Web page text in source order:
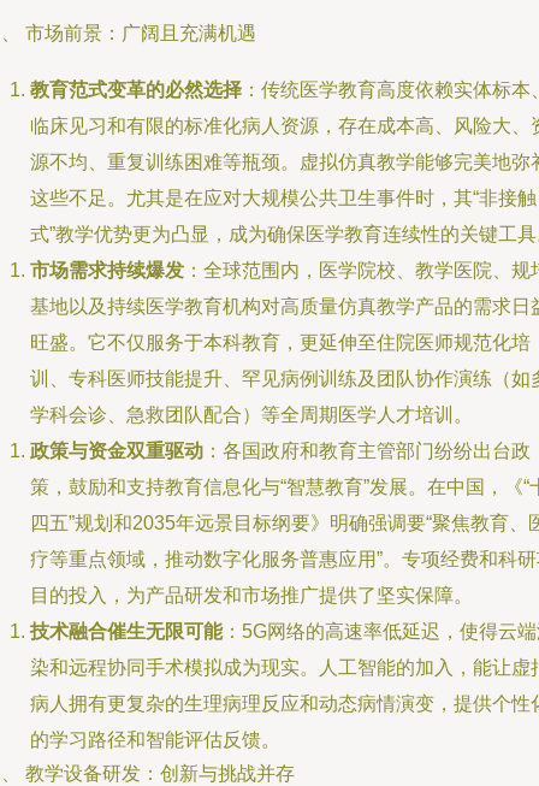
市场前景：广阔且充满机遇
教育范式变革的必然选择 ：传统医学教育高度依赖实体标本
临床见习和有限的标准化病人资源，存在成本高、风险大、
源不均、重复训练困难等瓶颈。虚拟仿真教学能够完美地弥
这些不足。尤其是在应对大规模公共卫生事件时，其“非接触
式”教学优势更为凸显，成为确保医学教育连续性的关键工
市场需求持续爆发 ：全球范围内，医学院校、教学医院、规
基地以及持续医学教育机构对高质量仿真教学产品的需求日
旺盛。它不仅服务于本科教育，更延伸至住院医师规范化培
训、专科医师技能提升、罕见病例训练及团队协作演练（如
学科会诊、急救团队配合）等全周期医学人才培训。
政策与资金双重驱动 ：各国政府和教育主管部门纷纷出台政
策，鼓励和支持教育信息化与“智慧教育”发展。在中国，《“
四五”规划和2035年远景目标纲要》明确强调要“聚焦教育、
疗等重点领域，推动数字化服务普惠应用”。专项经费和科
目的投入，为产品研发和市场推广提供了坚实保障。
技术融合催生无限可能：5G网络的高速率低延迟，使得云
染和远程协同手术模拟成为现实。人工智能的加入，能让虚
病人拥有更复杂的生理病理反应和动态病情演变，提供个性
的学习路径和智能评估反馈。
教学设备研发：创新与挑战并存